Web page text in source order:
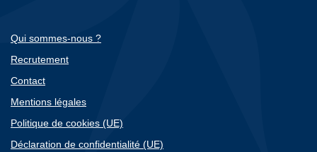
Qui sommes-nous ?
Recrutement
Contact
Mentions légales
Politique de cookies (UE)
Déclaration de confidentialité (UE)